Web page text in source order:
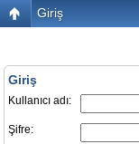
Giriş
Giriş
Kullanıcı adı:
Şifre: